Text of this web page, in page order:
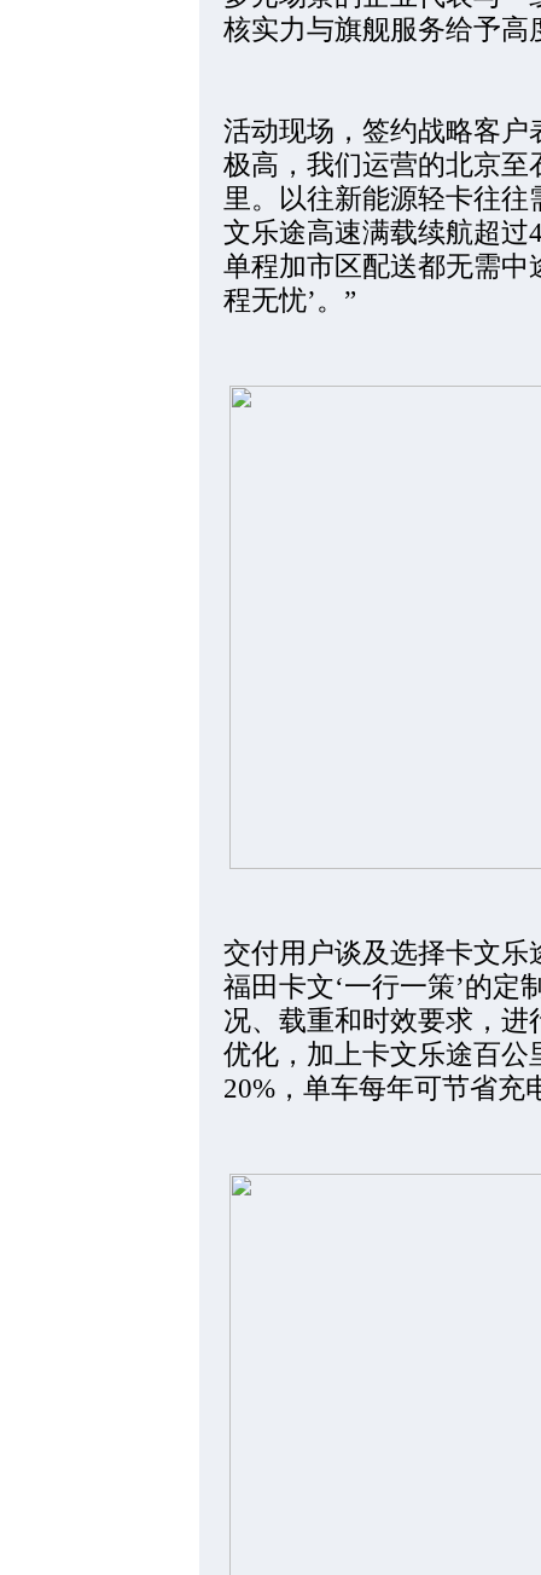
核实力与旗舰服务给予高
活动现场，签约战略客户
极高，我们运营的北京至
里。以往新能源轻卡往
文乐途高速满载续航超过
单程加市区配送都无需中
程无忧’。”
交付用户谈及选择卡文乐
福田卡文‘一行一策’的定
况、载重和时效要求，
优化，加上卡文乐途百公
20%，单车每年可节省充